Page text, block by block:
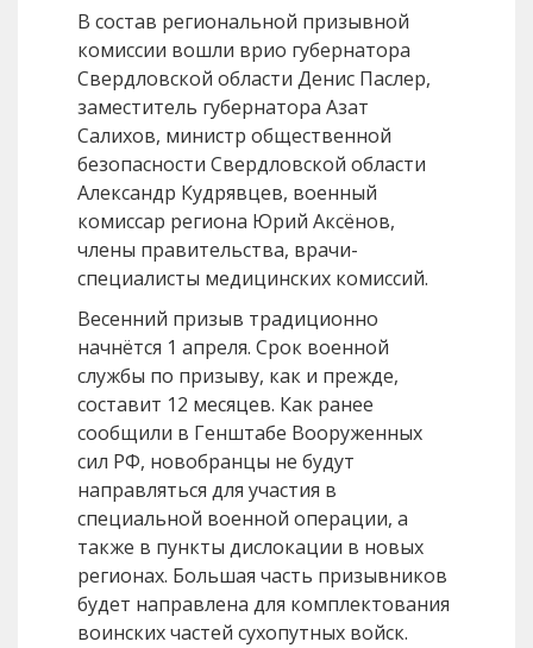
В состав региональной призывной
комиссии вошли врио губернатора
Свердловской области Денис Паслер,
заместитель губернатора Азат
Салихов, министр общественной
безопасности Свердловской области
Александр Кудрявцев, военный
комиссар региона Юрий Аксёнов,
члены правительства, врачи-
специалисты медицинских комиссий.
Весенний призыв традиционно
начнётся 1 апреля. Срок военной
службы по призыву, как и прежде,
составит 12 месяцев. Как ранее
сообщили в Генштабе Вооруженных
сил РФ, новобранцы не будут
направляться для участия в
специальной военной операции, а
также в пункты дислокации в новых
регионах. Большая часть призывников
будет направлена для комплектования
воинских частей сухопутных войск.